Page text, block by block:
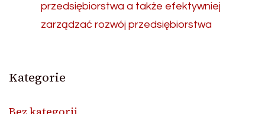
przedsiębiorstwa a także efektywniej
zarządzać rozwój przedsiębiorstwa
Kategorie